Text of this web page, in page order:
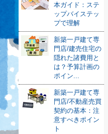
本ガイド：ステ
ップバイステッ
プで理解
新築一戸建て専
門店/建売住宅の
隠れた諸費用と
は？予算計画の
ポイン...
新築一戸建て専
門店/不動産売買
契約の基本：注
意すべきポイン
ト